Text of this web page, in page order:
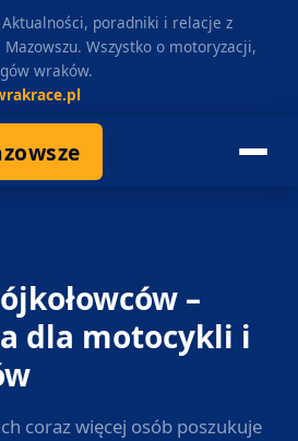
poradniki i relacje z
Wszystko o motoryzacji,
wraków.
–
dla motocykli i
coraz więcej osób poszukuje